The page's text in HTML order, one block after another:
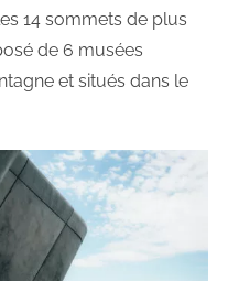
14 sommets de plus
de 6 musées
et situés dans le